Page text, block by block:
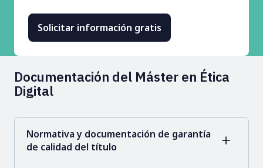
Documentación del Máster en Ética
Digital
Normativa y documentación de garantía
de calidad del título